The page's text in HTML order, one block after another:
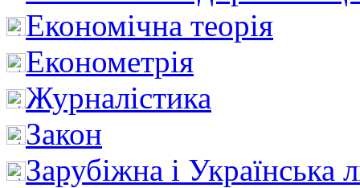
Економічна теорія
Економетрія
Журналістика
Закон
Зарубіжна і Українська